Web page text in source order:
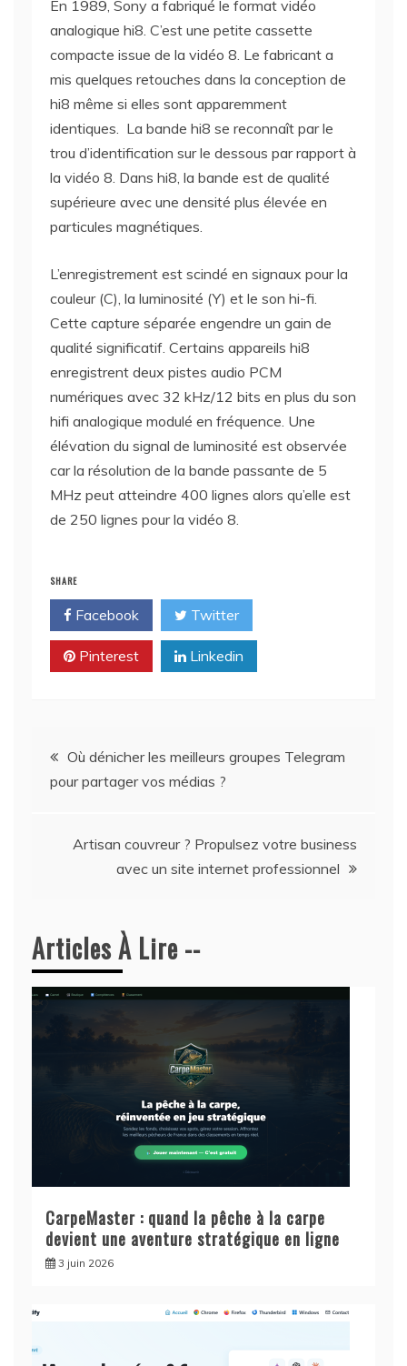
En 1989, Sony a fabriqué le format vidéo
analogique hi8. C’est une petite cassette
compacte issue de la vidéo 8. Le fabricant a
mis quelques retouches dans la conception de
hi8 même si elles sont apparemment
identiques. La bande hi8 se reconnaît par le
trou d’identification sur le dessous par rapport à
la vidéo 8. Dans hi8, la bande est de qualité
supérieure avec une densité plus élevée en
particules magnétiques.
L’enregistrement est scindé en signaux pour la
couleur (C), la luminosité (Y) et le son hi-fi.
Cette capture séparée engendre un gain de
qualité significatif. Certains appareils hi8
enregistrent deux pistes audio PCM
numériques avec 32 kHz/12 bits en plus du son
hifi analogique modulé en fréquence. Une
élévation du signal de luminosité est observée
car la résolution de la bande passante de 5
MHz peut atteindre 400 lignes alors qu’elle est
de 250 lignes pour la vidéo 8.
SHARE
Facebook Twitter
Pinterest Linkedin
Navigation
de
l’article
Où dénicher les meilleurs groupes Telegram
pour partager vos médias ?
Artisan couvreur ? Propulsez votre business
avec un site internet professionnel
Articles À Lire --
CarpeMaster : quand la pêche à la carpe
devient une aventure stratégique en ligne
3 juin 2026